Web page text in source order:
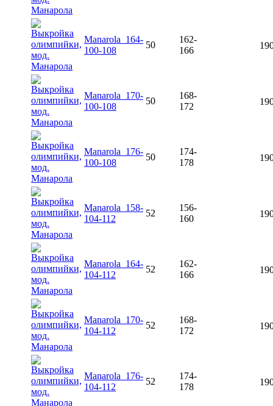
Manarola_164-
100-108
50
162-
166
Manarola_170-
100-108
50
168-
172
Manarola_176-
100-108
50
174-
178
Manarola_158-
104-112
52
156-
160
Manarola_164-
104-112
52
162-
166
Manarola_170-
104-112
52
168-
172
Manarola_176-
104-112
52
174-
178